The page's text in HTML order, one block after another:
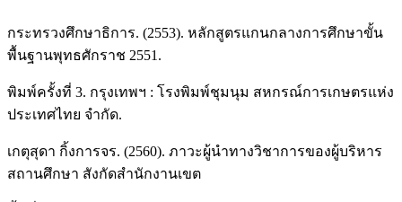
กระทรวงศึกษาธิการ. (2553). หลักสูตรแกนกลางการศึกษาขั้น
พื้นฐานพุทธศักราช 2551.
พิมพ์ครั้งที่ 3. กรุงเทพฯ : โรงพิมพ์ชุมนุม สหกรณ์การเกษตรแห่ง
ประเทศไทย จำกัด.
เกตุสุดา กิ้งการจร. (2560). ภาวะผู้นำทางวิชาการของผู้บริหาร
สถานศึกษา สังกัดสำนักงานเขต